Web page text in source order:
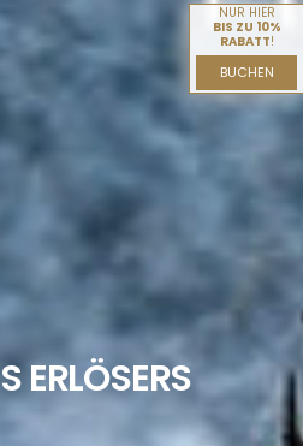
ERLÖSERS
NUR HIER
BIS ZU 10%
RABATT!
BUCHEN